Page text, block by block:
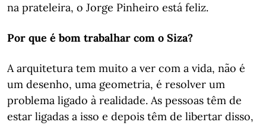
na prateleira, o Jorge Pinheiro está feliz.
Por que é bom trabalhar com o Siza?
A arquitetura tem muito a ver com a vida, não é
um desenho, uma geometria, é resolver um
problema ligado à realidade. As pessoas têm de
estar ligadas a isso e depois têm de libertar disso,